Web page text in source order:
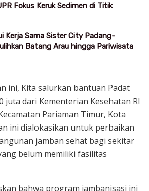
Fokus Keruk Sedimen di Titik
Kerja Sama Sister City Padang-
Batang Arau hingga Pariwisata
ini, Kita salurkan bantuan Padat
juta dari Kementerian Kesehatan RI
Pariaman Timur, Kota
ini dialokasikan untuk perbaikan
jamban sehat bagi sekitar
belum memiliki fasilitas
bahwa program jambanisasi ini